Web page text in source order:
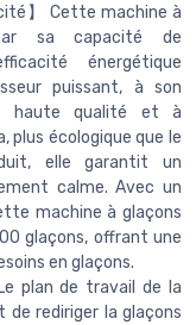
】 Cette machine à
sa capacité de
énergétique
puissant, à son
haute qualité et à
plus écologique que le
elle garantit un
calme. Avec un
machine à glaçons
glaçons, offrant une
en glaçons.
plan de travail de la
de rediriger la glaçons